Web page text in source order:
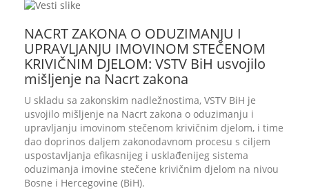
NACRT ZAKONA O ODUZIMANJU I
UPRAVLJANJU IMOVINOM STEČENOM
KRIVIČNIM DJELOM: VSTV BiH usvojilo
mišljenje na Nacrt zakona
U skladu sa zakonskim nadležnostima, VSTV BiH je
usvojilo mišljenje na Nacrt zakona o oduzimanju i
upravljanju imovinom stečenom krivičnim djelom, i time
dao doprinos daljem zakonodavnom procesu s ciljem
uspostavljanja efikasnijeg i usklađenijeg sistema
oduzimanja imovine stečene krivičnim djelom na nivou
Bosne i Hercegovine (BiH).